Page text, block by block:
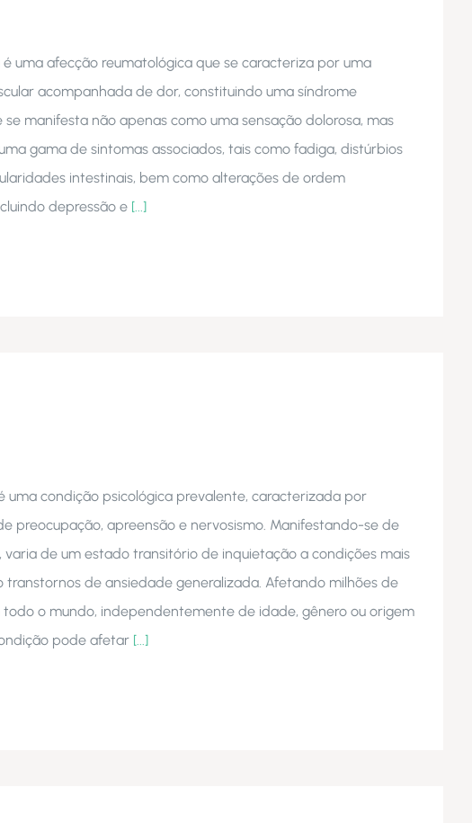
uma afecção reumatológica que se caracteriza por uma
acompanhada de dor, constituindo uma síndrome
se manifesta não apenas como uma sensação dolorosa, mas
gama de sintomas associados, tais como fadiga, distúrbios
intestinais, bem como alterações de ordem
depressão e [...]
uma condição psicológica prevalente, caracterizada por
preocupação, apreensão e nervosismo. Manifestando-se de
varia de um estado transitório de inquietação a condições mais
transtornos de ansiedade generalizada. Afetando milhões de
todo o mundo, independentemente de idade, gênero ou origem
pode afetar [...]